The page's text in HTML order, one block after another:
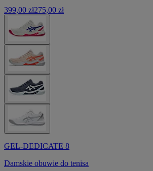
399,00 zł275,00 zł
GEL-DEDICATE 8
Damskie obuwie do tenisa